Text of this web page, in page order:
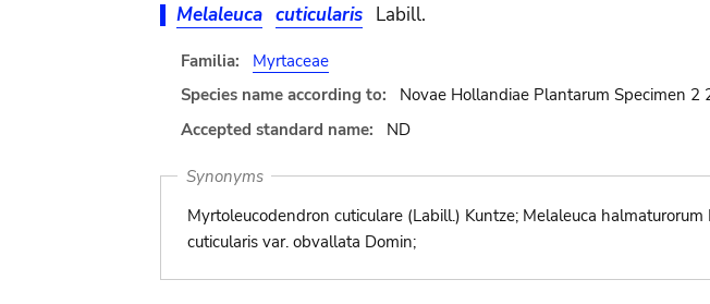
Melaleuca cuticularis Labill.
Familia:
Myrtaceae
Species name according to:
Novae Hollandiae Plantarum Specimen 2
Accepted standard name:
ND
Synonyms
Myrtoleucodendron cuticulare (Labill.) Kuntze; Melaleuca
cuticularis var. obvallata Domin;